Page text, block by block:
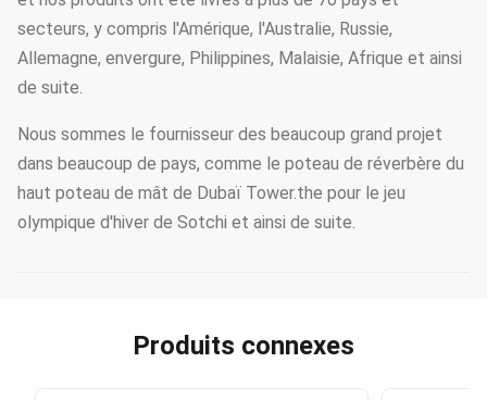
secteurs, y compris l'Amérique, l'Australie, Russie,
Allemagne, envergure, Philippines, Malaisie, Afrique et ainsi
de suite.
Nous sommes le fournisseur des beaucoup grand projet
dans beaucoup de pays, comme le poteau de réverbère du
haut poteau de mât de Dubaï Tower.the pour le jeu
olympique d'hiver de Sotchi et ainsi de suite.
Produits connexes